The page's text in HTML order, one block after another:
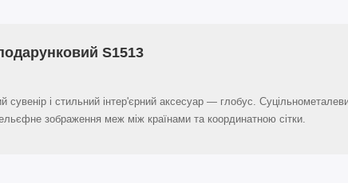
S1513
сувенір і стильний інтер'єрний аксесуар — глобус.
зображення меж між країнами та координатною сітки.